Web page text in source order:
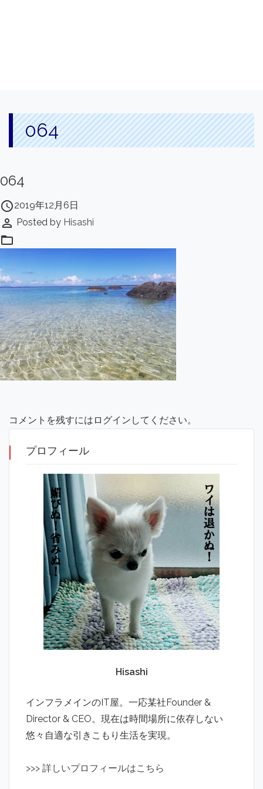
064
064
access_time2019年12月6日
perm_identity Posted by Hisashi
folder_open
コメントを残すにはログインしてください。
プロフィール
Hisashi
インフラメインのIT屋。一応某社Founder &
Director & CEO。現在は時間場所に依存しない
悠々自適な引きこもり生活を実現。
>>> 詳しいプロフィールはこちら